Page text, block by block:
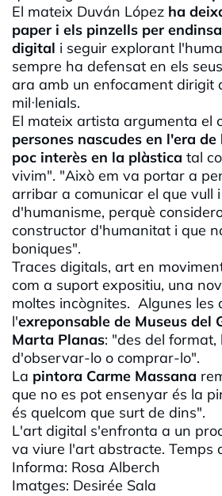
El mateix Duván López ha
paper i els pinzells per
digital i seguir explorant
sempre ha defensat en els
ara amb un enfocament dirigit
mil·lenials.
El mateix artista argumenta el
persones nascudes en l'era
poc interès en la plàstica tal
vivim". "Això em va portar a
arribar a comunicar el que vull
d'humanisme, perquè
constructor d'humanitat i que
boniques".
Traces digitals, art en
com a suport expositiu, una
moltes incògnites. Algunes les
l'exreponsable de Museus del
Marta Planas: "des del
d'observar-lo o comprar-lo".
La pintora Carme Massana
que no es pot ensenyar és la
és quelcom que surt de dins".
L'art digital s'enfronta a un
va viure l'art abstracte. Temps
Informa: Rosa Alberch
Imatges: Desirée Sala